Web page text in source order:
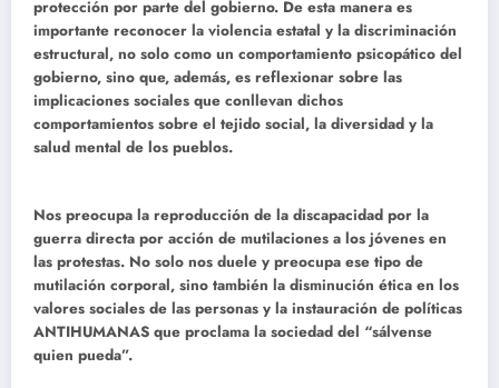
protección por parte del gobierno. De esta manera es
importante reconocer la violencia estatal y la discriminación
estructural, no solo como un comportamiento psicopático del
gobierno, sino que, además, es reflexionar sobre las
implicaciones sociales que conllevan dichos
comportamientos sobre el tejido social, la diversidad y la
salud mental de los pueblos.
Nos preocupa la reproducción de la discapacidad por la
guerra directa por acción de mutilaciones a los jóvenes en
las protestas. No solo nos duele y preocupa ese tipo de
mutilación corporal, sino también la disminución ética en los
valores sociales de las personas y la instauración de políticas
ANTIHUMANAS que proclama la sociedad del “sálvense
quien pueda”.